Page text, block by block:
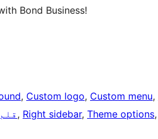
Bond Business!
, Custom logo, Custom menu,
, Right sidebar, Theme options,